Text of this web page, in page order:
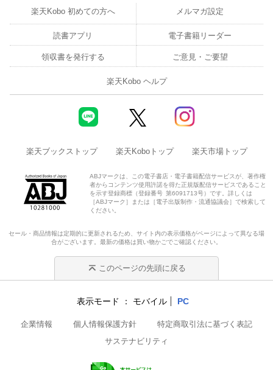
楽天Kobo 初めての方へ メルマガ設定
読書アプリ 電子書籍リーダー
領収書を発行する ご意見・ご要望
楽天Kobo ヘルプ
楽天ブックストップ 楽天Koboトップ 楽天市場トップ
ABJマークは、この電子書店・電子書籍配信サービスが、著作権
者からコンテンツ使用許諾を得た正規版配信サービスであること
を示す登録商標（登録番号 第6091713号）です。詳しくは
［ABJマーク］または［電子出版制作・流通協議会］で検索して
ください。
セール・商品情報は定期的に更新されるため、サイト内の表示価格がページによって異なる場
合がございます。最新の価格は買い物かごでご確認ください。
このページの先頭に戻る
表示モード モバイル PC
企業情報 個人情報保護方針
特定商取引法に基づく表記
サステナビリティ